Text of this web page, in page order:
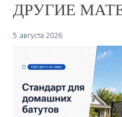
ДРУГИЕ
5 августа 2026